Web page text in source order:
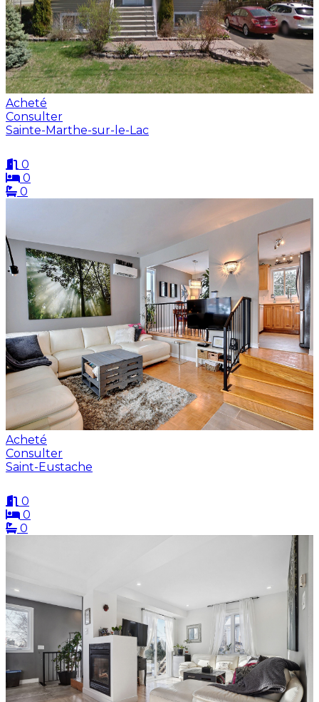
Acheté
Consulter
Sainte-Marthe-sur-le-Lac
0
0
0
Acheté
Consulter
Saint-Eustache
0
0
0